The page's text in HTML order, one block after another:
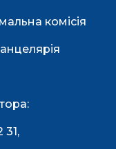
комісія
31,